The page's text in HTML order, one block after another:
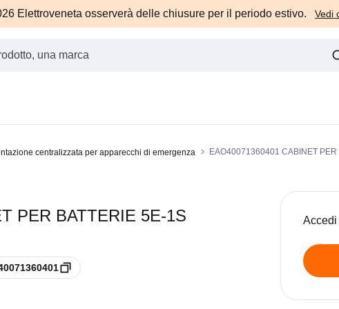
Elettroveneta osserverà delle chiusure per il periodo estivo. Vedi
centralizzata per apparecchi di emergenza EAO40071360401 CABINET PER
PER BATTERIE 5E-1S